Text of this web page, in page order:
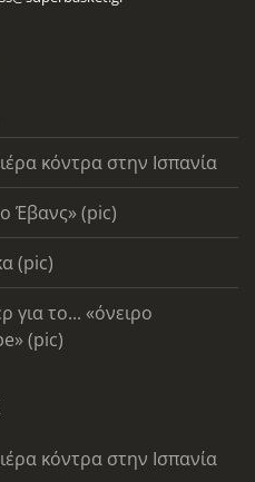
κόντρα στην Ισπανία
Έβανς» (pic)
(pic)
για το... «όνειρο
(pic)
κόντρα στην Ισπανία